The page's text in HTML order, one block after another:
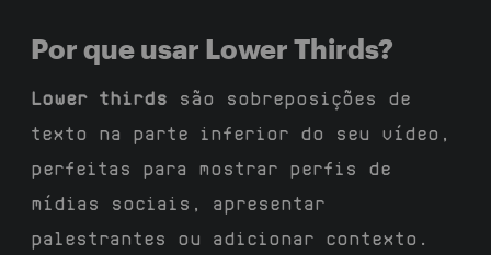
Por que usar Lower Thirds?
Lower thirds são sobreposições de
texto na parte inferior do seu vídeo,
perfeitas para mostrar perfis de
mídias sociais, apresentar
palestrantes ou adicionar contexto.